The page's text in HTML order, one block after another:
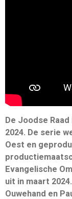
De Joodse
2024. De serie
Oest en
Evangelische
uit in maart
Ouwehand en